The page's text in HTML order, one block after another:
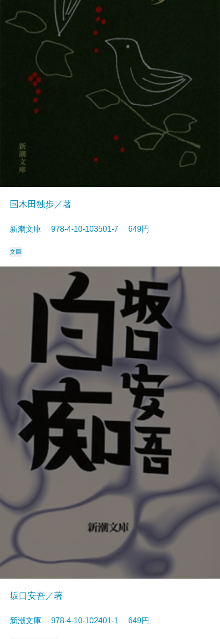
国木田独歩／著
新潮文庫 978-4-10-103501-7 649円
文庫
坂口安吾／著
新潮文庫 978-4-10-102401-1 649円